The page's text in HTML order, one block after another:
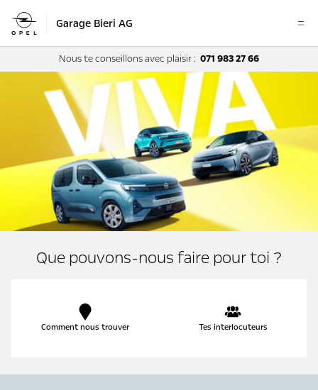
Garage Bieri AG
Nous te conseillons avec plaisir : 071 983 27 66
Que pouvons-nous faire pour toi ?
Comment nous trouver Tes interlocuteurs